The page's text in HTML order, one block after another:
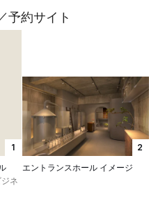
予約サイト
1
ネ
2
エントランスホール イメージ